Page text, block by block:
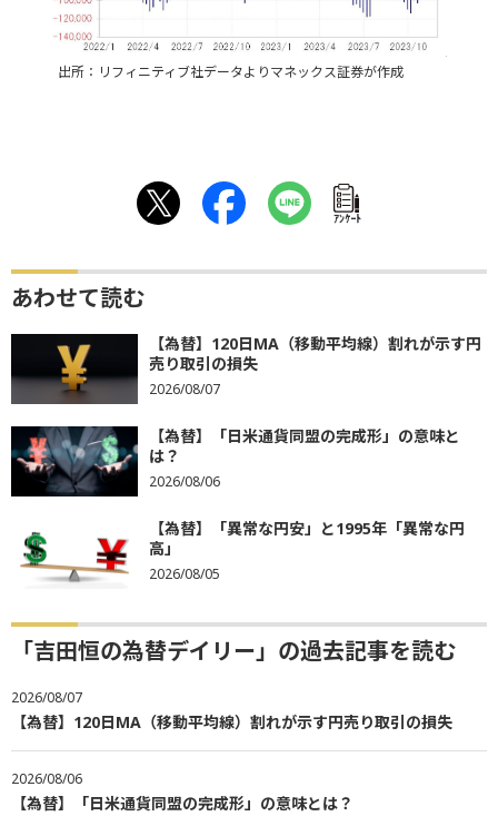
出所：リフィニティブ社データよりマネックス証券が作成
ｱﾝｹｰﾄ
あわせて読む
【為替】120日MA（移動平均線）割れが示す円
売り取引の損失
2026/08/07
【為替】「日米通貨同盟の完成形」の意味と
は？
2026/08/06
【為替】「異常な円安」と1995年「異常な円
高」
2026/08/05
「吉田恒の為替デイリー」の過去記事を読む
2026/08/07
【為替】120日MA（移動平均線）割れが示す円売り取引の損失
2026/08/06
【為替】「日米通貨同盟の完成形」の意味とは？